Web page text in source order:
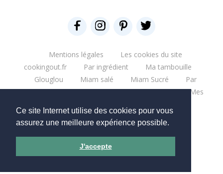
Ce site Internet utilise des cookies pour vous
assurez une meilleure expérience possible.
J'accepte
Mentions légales
Les cookies du site
cookingout.fr
Par ingrédient
Ma tambouille
Glouglou
Miam salé Miam Sucré
Par
ingrédient
Mes aventures Bonne table
Mes
Mes moments pro
Mes chantiers
Copyright © 2026 - CookingOut